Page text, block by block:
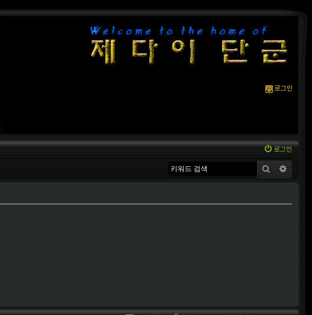
로그인
로그인
검색